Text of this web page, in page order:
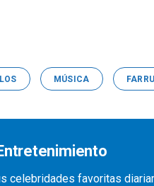
MÚSICA
celebridades favoritas